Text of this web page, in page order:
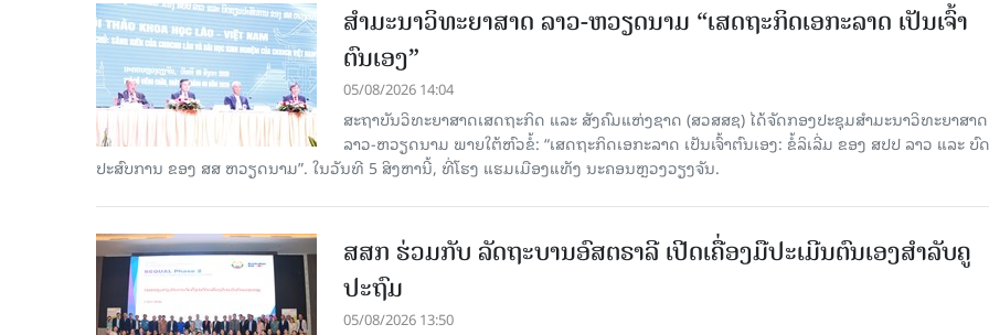
ສຳມະນາວິທະຍາສາດ ລາວ-ຫວຽດນາມ “ເສດຖະກິດເອກະລາດ ເປັນເຈົ້າ
ຕົນເອງ”
05/08/2026 14:04
ສະຖາບັນວິທະຍາສາດເສດຖະກິດ ແລະ ສັງຄົມແຫ່ງຊາດ (ສວສສຊ) ໄດ້ຈັດກອງປະຊຸມສຳມະນາວິທະຍາສາດ
ລາວ-ຫວຽດນາມ ພາຍໃຕ້ຫົວຂໍ້: “ເສດຖະກິດເອກະລາດ ເປັນເຈົ້າຕົນເອງ: ຂໍ້ລິເລີ່ມ ຂອງ ສປປ ລາວ ແລະ ບົ
ປະສົບການ ຂອງ ສສ ຫວຽດນາມ”. ໃນວັນທີ 5 ສິງຫານີ້, ທີ່ໂຮງ ແຮມເມືອງແທັງ ນະຄອນຫຼວງວຽງຈັນ.
ສສກ ຮ່ວມກັບ ລັດຖະບານອົສຕຣາລີ ເປີດເຄື່ອງມືປະເມີນຕົນເອງສຳລັບຄູ
ປະຖົມ
05/08/2026 13:50